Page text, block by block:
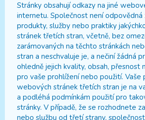
Stránky obsahují odkazy na jiné
internetu. Společnost není odpovědná
produkty, služby nebo praktiky
stránek třetích stran, včetně, bez
zarámovaných na těchto stránkách
stran a neschvaluje je, a nečiní žádná
ohledně jejich kvality, obsah, přesnost
pro vaše prohlížení nebo použití. Vaše
webových stránek třetích stran je na
a podléhá podmínkám použití pro
stránky. V případě, že se rozhodnete
nebo službu od třetí strany,